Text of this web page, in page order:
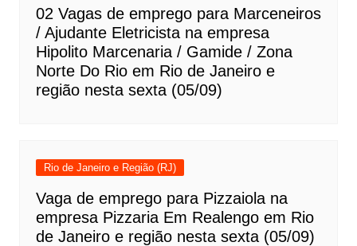
02 Vagas de emprego para Marceneiros
/ Ajudante Eletricista na empresa
Hipolito Marcenaria / Gamide / Zona
Norte Do Rio em Rio de Janeiro e
região nesta sexta (05/09)
Rio de Janeiro e Região (RJ)
Vaga de emprego para Pizzaiola na
empresa Pizzaria Em Realengo em Rio
de Janeiro e região nesta sexta (05/09)